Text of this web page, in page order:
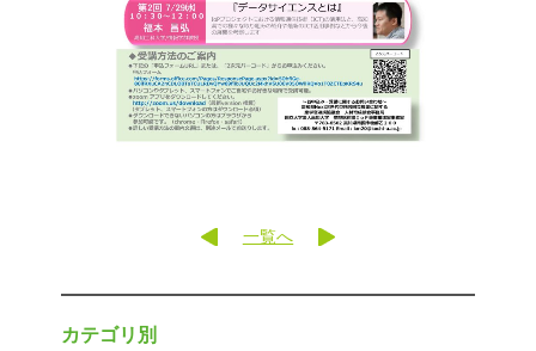
一覧へ
カテゴリ別